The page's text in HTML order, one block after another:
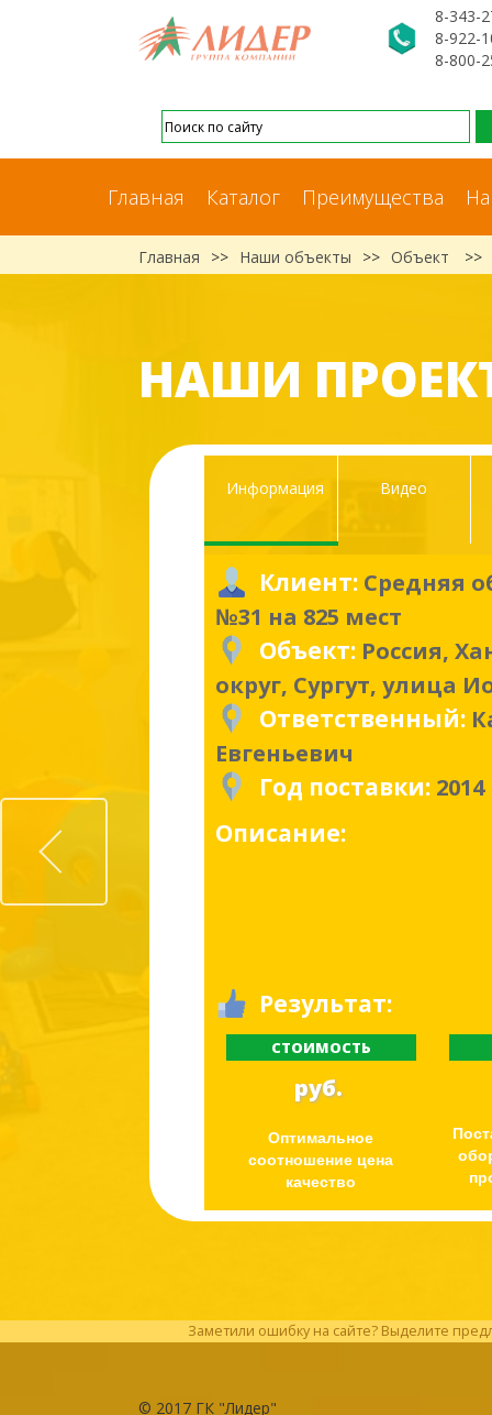
8-343-
8-922-
8-800-
Главная Каталог Преимущества
Главная >> Наши объекты >> Объект >>
НАШИ
Информация Видео
Клиент: Средняя
№31 на 825 мест
Объект: Россия,
округ, Сургут, улица
Ответственный:
Евгеньевич
Год поставки: 2014
Описание:
Результат:
СТОИМОСТЬ
руб.
Оптимальное
соотношение цена
качество
Заметили ошибку на сайте? Выделите
© 2017 ГК "Лидер"